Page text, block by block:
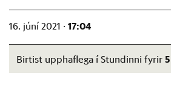
16. júní 2021 · 17:04
Birtist upphaflega í Stundinni fyrir